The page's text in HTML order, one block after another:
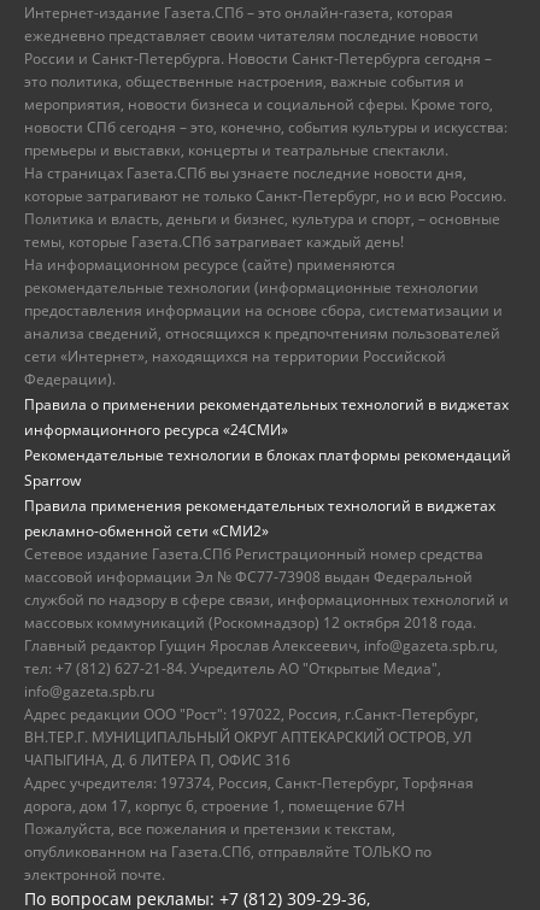
Интернет-издание Газета.СПб – это онлайн-газета, которая
ежедневно представляет своим читателям последние новости
России и Санкт-Петербурга. Новости Санкт-Петербурга сегодня –
это политика, общественные настроения, важные события и
мероприятия, новости бизнеса и социальной сферы. Кроме того,
новости СПб сегодня – это, конечно, события культуры и искусства:
премьеры и выставки, концерты и театральные спектакли.
На страницах Газета.СПб вы узнаете последние новости дня,
которые затрагивают не только Санкт-Петербург, но и всю Россию.
Политика и власть, деньги и бизнес, культура и спорт, – основные
темы, которые Газета.СПб затрагивает каждый день!
На информационном ресурсе (сайте) применяются
рекомендательные технологии (информационные технологии
предоставления информации на основе сбора, систематизации и
анализа сведений, относящихся к предпочтениям пользователей
сети «Интернет», находящихся на территории Российской
Федерации).
Правила о применении рекомендательных технологий в виджетах
информационного ресурса «24СМИ»
Рекомендательные технологии в блоках платформы рекомендаций
Sparrow
Правила применения рекомендательных технологий в виджетах
рекламно-обменной сети «СМИ2»
Сетевое издание Газета.СПб Регистрационный номер средства
массовой информации Эл № ФС77-73908 выдан Федеральной
службой по надзору в сфере связи, информационных технологий и
массовых коммуникаций (Роскомнадзор) 12 октября 2018 года.
Главный редактор Гущин Ярослав Алексеевич, info@gazeta.spb.ru,
тел: +7 (812) 627-21-84. Учредитель АО "Открытые Медиа",
info@gazeta.spb.ru
Адрес редакции ООО "Рост": 197022, Россия, г.Санкт-Петербург,
ВН.ТЕР.Г. МУНИЦИПАЛЬНЫЙ ОКРУГ АПТЕКАРСКИЙ ОСТРОВ, УЛ
ЧАПЫГИНА, Д. 6 ЛИТЕРА П, ОФИС 316
Адрес учредителя: 197374, Россия, Санкт-Петербург, Торфяная
дорога, дом 17, корпус 6, строение 1, помещение 67Н
Пожалуйста, все пожелания и претензии к текстам,
опубликованном на Газета.СПб, отправляйте ТОЛЬКО по
электронной почте.
По вопросам рекламы: +7 (812) 309-29-36,